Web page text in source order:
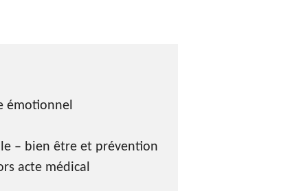
émotionnel
– bien être et prévention
acte médical